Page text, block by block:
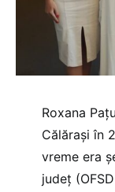
Roxana
Călărași în
vreme era
județ